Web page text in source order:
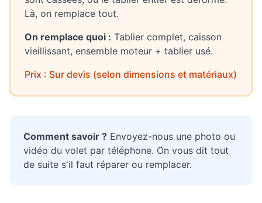
Là, on remplace tout.
On remplace quoi : Tablier complet, caisson
vieillissant, ensemble moteur + tablier usé.
Prix : Sur devis (selon dimensions et matériaux)
Comment savoir ? Envoyez-nous une photo ou
vidéo du volet par téléphone. On vous dit tout
de suite s'il faut réparer ou remplacer.